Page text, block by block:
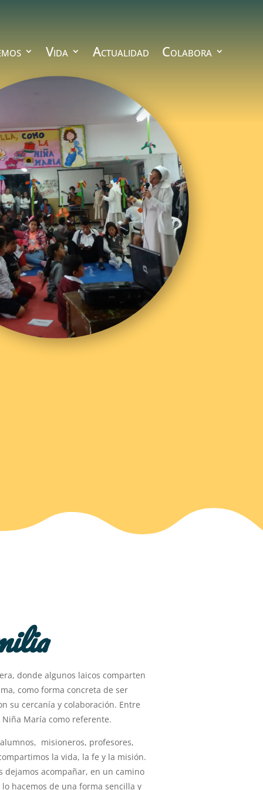
Vida Actualidad Colabora
donde algunos laicos comparten
como forma concreta de ser
su cercanía y colaboración. Entre
María como referente.
misioneros, profesores,
la vida, la fe y la misión.
dejamos acompañar, en un camino
hacemos de una forma sencilla y